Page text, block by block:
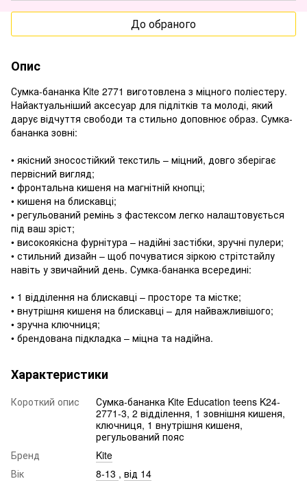
До обраного
Опис
Сумка-бананка Kite 2771 виготовлена з міцного поліестеру.
Найактуальніший аксесуар для підлітків та молоді, який
дарує відчуття свободи та стильно доповнює образ. Сумка-
бананка зовні:
• якісний зносостійкий текстиль – міцний, довго зберігає
первісний вигляд;
• фронтальна кишеня на магнітній кнопці;
• кишеня на блискавці;
• регульований ремінь з фастексом легко налаштовується
під ваш зріст;
• високоякісна фурнітура – надійні застібки, зручні пулери;
• стильний дизайн – щоб почуватися зіркою стрітстайлу
навіть у звичайний день. Сумка-бананка всередині:
• 1 відділення на блискавці – просторе та містке;
• внутрішня кишеня на блискавці – для найважливішого;
• зручна ключниця;
• брендована підкладка – міцна та надійна.
Характеристики
Короткий опис
Сумка-бананка Kite Education teens K24-
2771-3, 2 відділення, 1 зовнішня кишеня,
ключниця, 1 внутрішня кишеня,
регульований пояс
Бренд
Kite
Вік
8-13 , від 14